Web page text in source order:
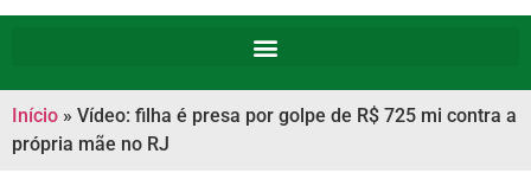
Início » Vídeo: filha é presa por golpe de R$ 725 mi contra a
própria mãe no RJ